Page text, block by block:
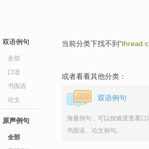
双语例句
全部
口语
书面语
论文
原声例句
全部
当前分类下找不到"thread
或者看看其他分类：
双语例句
海量例句，可以按难度查看口
书面语、论文例句。